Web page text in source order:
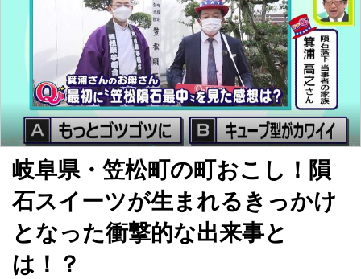
通っている3人は、去年9月に開かれた「全国こども
チャレンジカップ」エアロビクス部門にエントリー
しました。 一番年上の北川真帆さんは、中学校で
卓球部のキャプテンも務めながら練習に励んだと言
います。部活から帰ってき...
岐阜県・笠松町の町おこし！隕
石スイーツが生まれるきっかけ
となった衝撃的な出来事と
は！？